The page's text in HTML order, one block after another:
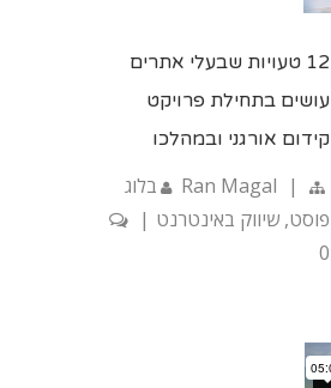
12 טעויות שבעלי אתרים
עושים בתחילת פרויקט
קידום אורגני ובמהלכו
Ran Magal |
בלוג
פוסט, שיווק באינטרנט |
0